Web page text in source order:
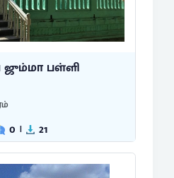
பள்ளி
0 | 21